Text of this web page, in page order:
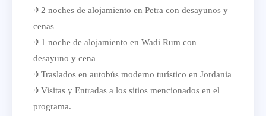
✈2 noches de alojamiento en Petra con desayunos y
cenas
✈1 noche de alojamiento en Wadi Rum con
desayuno y cena
✈Traslados en autobús moderno turístico en Jordania
✈Visitas y Entradas a los sitios mencionados en el
programa.